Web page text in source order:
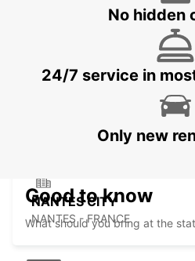
NANTES RAILWAY
NANTES CITY
NANTES - FRANCE
No hidden
24/7 service in
Only new
Good to know
What should you bring at the